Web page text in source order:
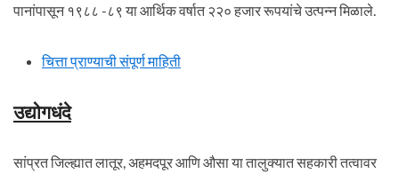
पानांपासून १९८८ -८९ या आर्थिक वर्षात २२० हजार रूपयांचे उत्पन्न मिळाले.
चित्ता प्राण्याची संपूर्ण माहिती
उद्योगधंदे
सांप्रत जिल्ह्यात लातूर, अहमदपूर आणि औसा या तालुक्यात सहकारी तत्वावर